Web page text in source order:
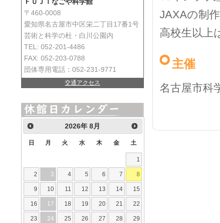
JAXAの制
高校生以上
主催
名古屋市科
ＦＵＪＩなごや科学館
〒460-0008
愛知県名古屋市中区栄二丁目17番1号
芸術と科学の杜・白川公園内
TEL: 052-201-4486
FAX: 052-203-0788
団体専用電話：052-231-9771
交通アクセス
2026年8月
日 月 火 水 木 金 土
1
2 3 4 5 6 7 8
9 10 11 12 13 14 15
16 17 18 19 20 21 22
23 24 25 26 27 28 29